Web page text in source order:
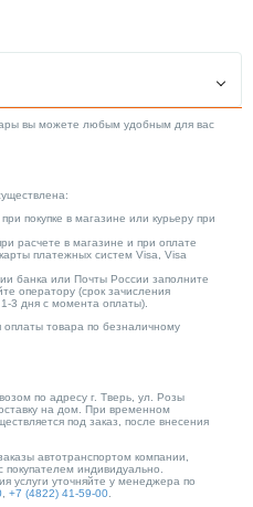
вы можете любым удобным для вас
покупке в магазине или курьеру при
расчете в магазине и при оплате
платежных систем Visa, Visa
банка или Почты России заполните
оператору (срок зачисления
3 дня с момента оплаты).
товара по безналичному
по адресу г. Тверь, ул. Розы
на дом. При временном
под заказ, после внесения
автотранспортом компании,
покупателем индивидуально.
услуги уточняйте у менеджера по
+7 (4822) 41-59-00